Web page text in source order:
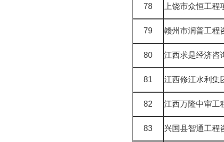
78 上饶市众恒工
79 赣州市润普工程
80 江西求是经济咨
81 江西修江水利集
82 江西万隆中审工
83 兴国县智通工程